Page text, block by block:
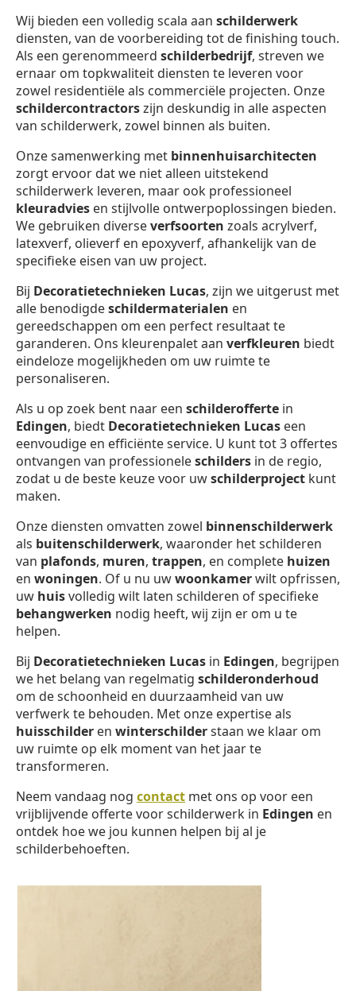
Wij bieden een volledig scala aan schilderwerk
diensten, van de voorbereiding tot de finishing touch.
Als een gerenommeerd schilderbedrijf, streven we
ernaar om topkwaliteit diensten te leveren voor
zowel residentiële als commerciële projecten. Onze
schildercontractorszijn deskundig in alle aspecten
van schilderwerk, zowel binnen als buiten.
Onze samenwerking met binnenhuisarchitecten
zorgt ervoor dat we niet alleen uitstekend
schilderwerk leveren, maar ook professioneel
kleuradvies en stijlvolle ontwerpoplossingen bieden.
We gebruiken diverseverfsoorten zoals acrylverf,
latexverf, olieverf en epoxyverf, afhankelijk van de
specifieke eisen van uw project.
Bij Decoratietechnieken Lucas, zijn we uitgerust met
alle benodigdeschildermaterialen en
gereedschappen om een perfect resultaat te
garanderen. Ons kleurenpalet aan verfkleuren biedt
eindeloze mogelijkheden om uw ruimte te
personaliseren.
Als u op zoek bent naar een schilderofferte in
Edingen, biedt Decoratietechnieken Lucas een
eenvoudige en efficiënte service. U kunt tot 3 offertes
ontvangen van professioneleschilders in de regio,
zodat u de beste keuze voor uwschilderproject kunt
maken.
Onze diensten omvatten zowel binnenschilderwerk
als buitenschilderwerk, waaronder het schilderen
van plafonds, muren, trappen, en complete huizen
en woningen. Of u nu uwwoonkamerwilt opfrissen,
uw huisvolledig wilt laten schilderen of specifieke
behangwerken nodig heeft, wij zijn er om u te
helpen.
Bij Decoratietechnieken Lucas in Edingen, begrijpen
we het belang van regelmatig schilderonderhoud
om de schoonheid en duurzaamheid van uw
verfwerk te behouden. Met onze expertise als
huisschilder en winterschilderstaan we klaar om
uw ruimte op elk moment van het jaar te
transformeren.
Neem vandaag nog contact met ons op voor een
vrijblijvende offerte voor schilderwerk in Edingen en
ontdek hoe we jou kunnen helpen bij al je
schilderbehoeften.